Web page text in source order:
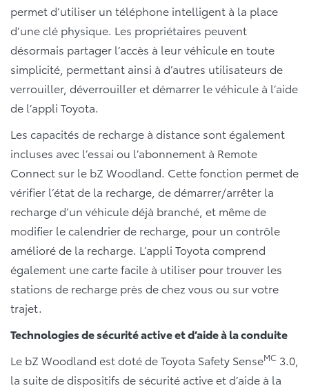
permet d’utiliser un téléphone intelligent à la place
d’une clé physique. Les propriétaires peuvent
désormais partager l’accès à leur véhicule en toute
simplicité, permettant ainsi à d’autres utilisateurs de
verrouiller, déverrouiller et démarrer le véhicule à l’aide
de l’appli Toyota.
Les capacités de recharge à distance sont également
incluses avec l’essai ou l’abonnement à Remote
Connect sur le bZ Woodland. Cette fonction permet de
vérifier l’état de la recharge, de démarrer/arrêter la
recharge d’un véhicule déjà branché, et même de
modifier le calendrier de recharge, pour un contrôle
amélioré de la recharge. L’appli Toyota comprend
également une carte facile à utiliser pour trouver les
stations de recharge près de chez vous ou sur votre
trajet.
Technologies de sécurité active et d’aide à la conduite
Le bZ Woodland est doté de Toyota Safety SenseMC 3.0,
la suite de dispositifs de sécurité active et d’aide à la